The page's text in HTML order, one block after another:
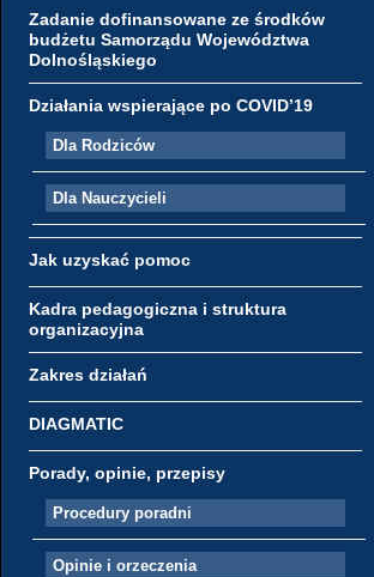
Zadanie dofinansowane ze środków
budżetu Samorządu Województwa
Dolnośląskiego
Działania wspierające po COVID’19
Dla Rodziców
Dla Nauczycieli
Jak uzyskać pomoc
Kadra pedagogiczna i struktura
organizacyjna
Zakres działań
DIAGMATIC
Porady, opinie, przepisy
Procedury poradni
Opinie i orzeczenia